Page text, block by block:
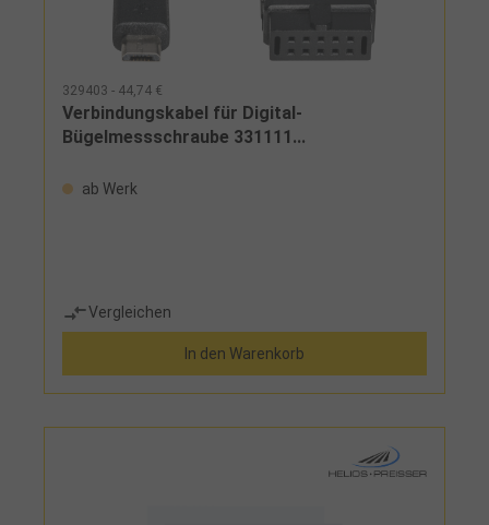
329403 - 44,74 €
Verbindungskabel für Digital-
Bügelmessschraube 331111...
ab Werk
Vergleichen
In den Warenkorb